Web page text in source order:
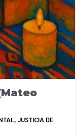
JUSTICIA DE